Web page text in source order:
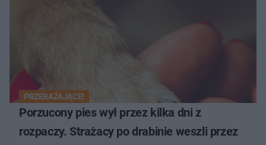
PRZERAŻAJĄCE!
Porzucony pies wył przez kilka dni z
rozpaczy. Strażacy po drabinie weszli przez